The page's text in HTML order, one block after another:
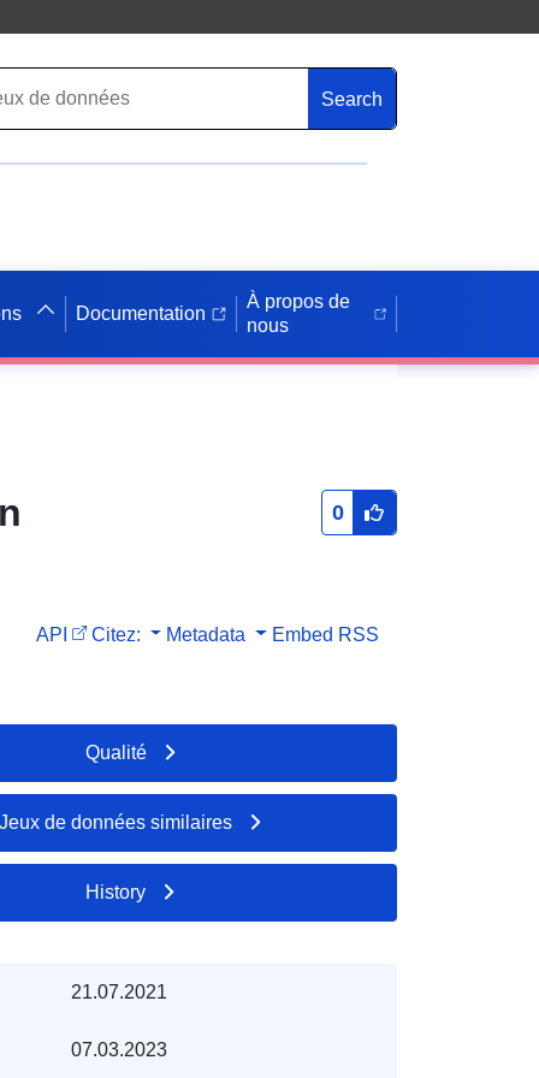
Search
Documentation
À propos de
nous
0
API Citez: Metadata Embed RSS
Qualité
Jeux de données similaires
History
21.07.2021
07.03.2023